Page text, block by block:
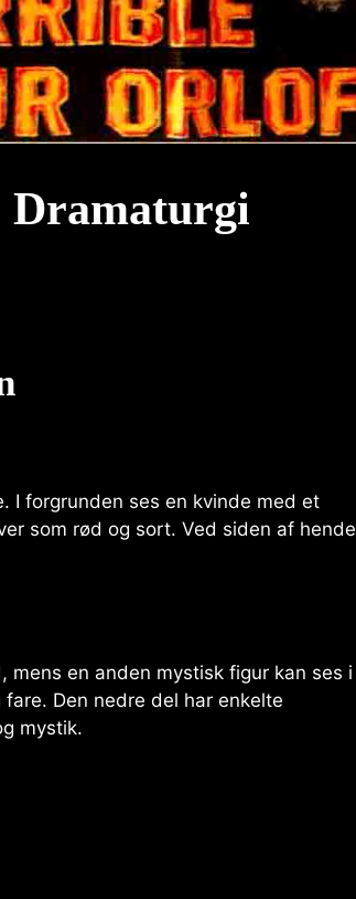
Dramaturgi
I forgrunden ses en kvinde med et
som rød og sort. Ved siden af hende
mens en anden mystisk figur kan ses i
Den nedre del har enkelte
mystik.